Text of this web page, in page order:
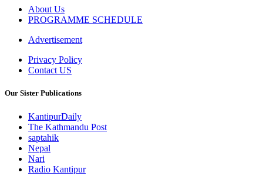
About Us
PROGRAMME SCHEDULE
Advertisement
Privacy Policy
Contact US
Our Sister Publications
KantipurDaily
The Kathmandu Post
saptahik
Nepal
Nari
Radio Kantipur